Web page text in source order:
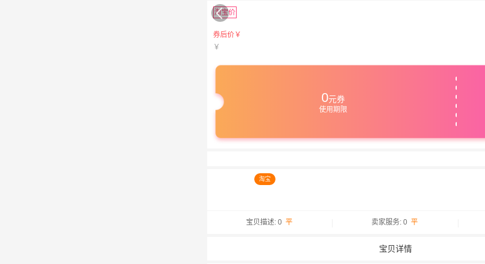
淘宝价
券后价￥
￥
0元券
使用期限
淘宝
宝贝描述: 0 平 卖家服务: 0 平
宝贝详情